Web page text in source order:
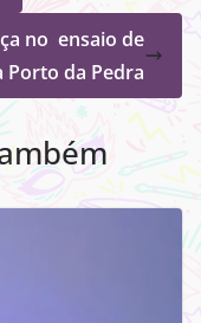
no ensaio de
Porto da Pedra